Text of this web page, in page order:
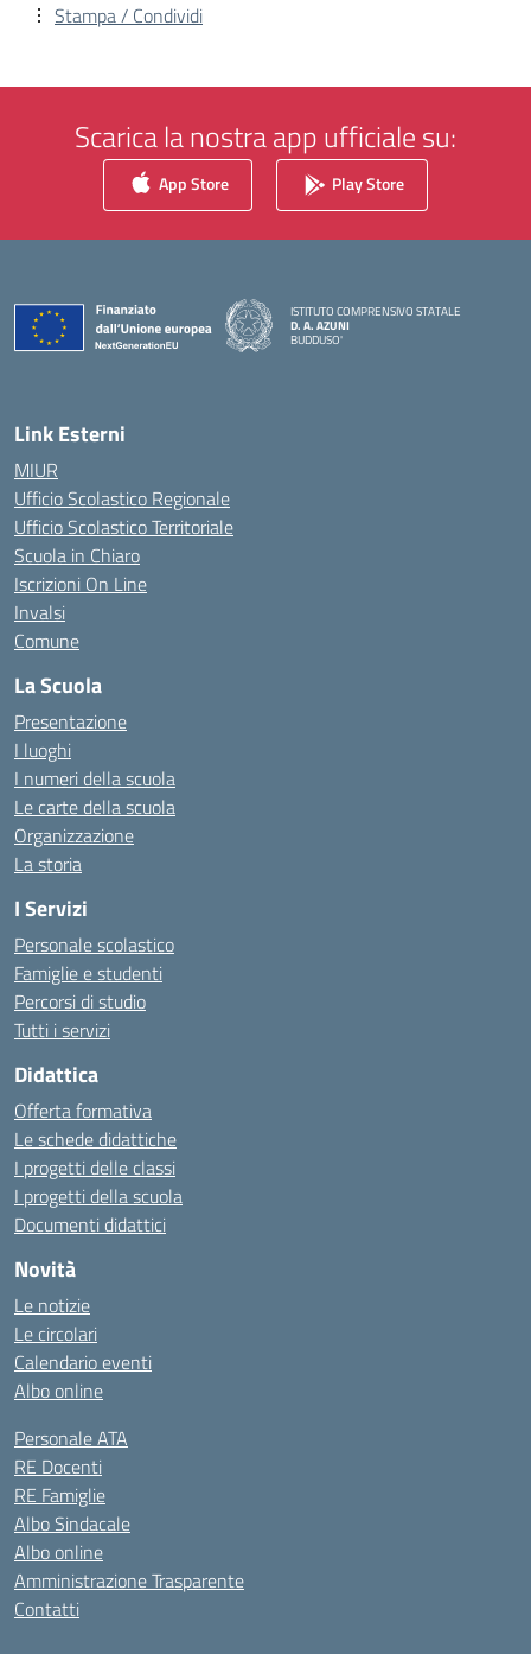
Stampa / Condividi
Scarica la nostra app ufficiale su:
App Store Play Store
ISTITUTO COMPRENSIVO STATALE
D. A. AZUNI
BUDDUSO'
Link Esterni
MIUR
Ufficio Scolastico Regionale
Ufficio Scolastico Territoriale
Scuola in Chiaro
Iscrizioni On Line
Invalsi
Comune
La Scuola
Presentazione
I luoghi
I numeri della scuola
Le carte della scuola
Organizzazione
La storia
I Servizi
Personale scolastico
Famiglie e studenti
Percorsi di studio
Tutti i servizi
Didattica
Offerta formativa
Le schede didattiche
I progetti delle classi
I progetti della scuola
Documenti didattici
Novità
Le notizie
Le circolari
Calendario eventi
Albo online
Personale ATA
RE Docenti
RE Famiglie
Albo Sindacale
Albo online
Amministrazione Trasparente
Contatti